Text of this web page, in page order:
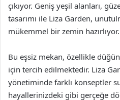
çıkıyor. Geniş yeşil alanları,
tasarımı ile Liza Garden,
mükemmel bir zemin hazırlıyor.
Bu eşsiz mekan, özellikle
için tercih edilmektedir. Liza
yönetiminde farklı konseptler
hayallerinizdeki gibi gerçeğe